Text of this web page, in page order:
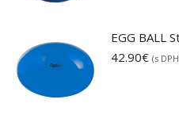
EGG BALL
42.90€ (s